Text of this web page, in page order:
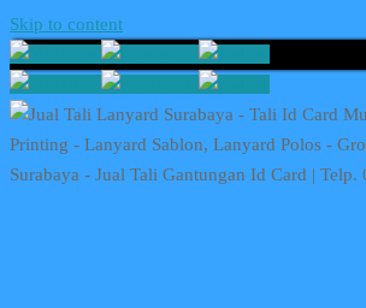
Skip to content